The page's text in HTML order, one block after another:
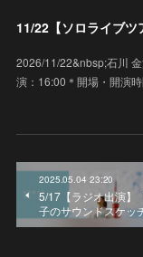
2026/11/22&nbsp;石川
演：16:00＊開場・開演
2025.05.04 23:20
5/17【ラジオ出演】
子のサウンドスケッ